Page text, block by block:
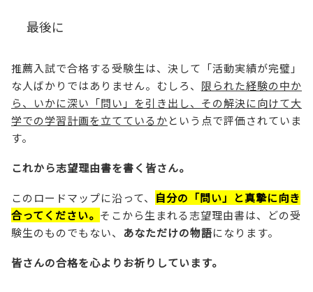
最後に
推薦入試で合格する受験生は、決して「活動実績が完璧」
な人ばかりではありません。むしろ、 限られた経験の中か
ら、いかに深い「問い」を引き出し、その解決に向けて大
学での学習計画を立てているかという点で評価されていま
す。
これから志望理由書を書く皆さん。
このロードマップに沿って、 自分の「問い」と真摯に向き
合ってください。 そこから生まれる志望理由書は、どの受
験生のものでもない、 あなただけの物語になります。
皆さんの合格を心よりお祈りしています。